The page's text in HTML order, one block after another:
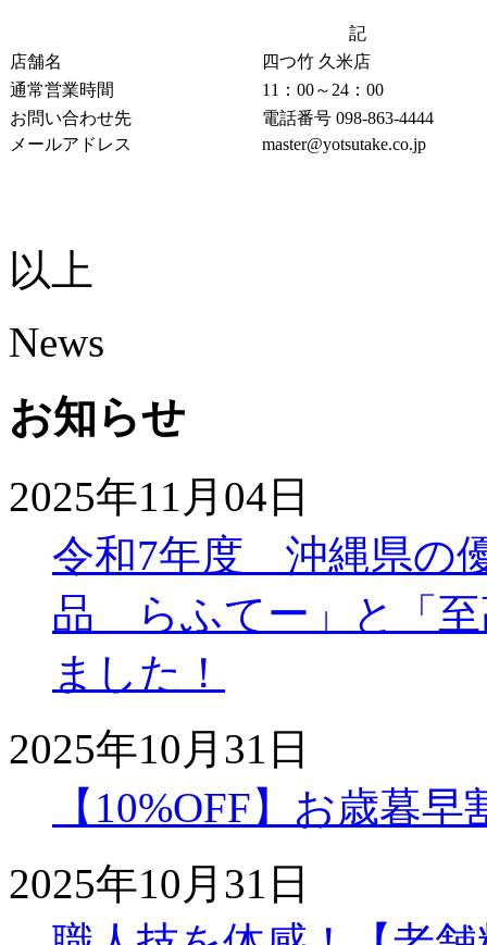
記
店舗名
四つ竹 久米店
通常営業時間
11：00～24：00
お問い合わせ先
電話番号 098-863-4444
メールアドレス
master@yotsutake.co.jp
以上
News
お知らせ
2025年11月04日
令和7年度 沖縄県の
品 らふてー」と「
ました！
2025年10月31日
【10%OFF】お歳暮
2025年10月31日